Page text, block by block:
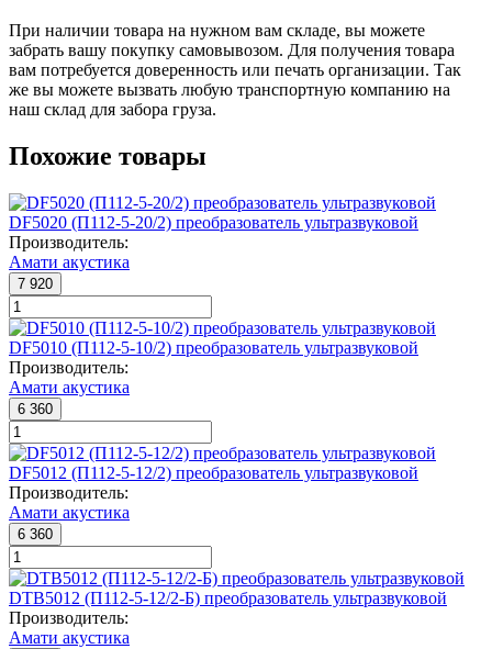
При наличии товара на нужном вам складе, вы можете
забрать вашу покупку самовывозом. Для получения товара
вам потребуется доверенность или печать организации. Так
же вы можете вызвать любую транспортную компанию на
наш склад для забора груза.
Похожие товары
DF5020 (П112-5-20/2) преобразователь ультразвуковой
Производитель:
Амати акустика
7 920
DF5010 (П112-5-10/2) преобразователь ультразвуковой
Производитель:
Амати акустика
6 360
DF5012 (П112-5-12/2) преобразователь ультразвуковой
Производитель:
Амати акустика
6 360
DTB5012 (П112-5-12/2-Б) преобразователь ультразвуковой
Производитель:
Амати акустика